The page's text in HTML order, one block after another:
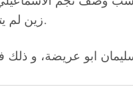
زين لم يتجاوز سنه ال ٢١ في تاريخ صدور العضوية.